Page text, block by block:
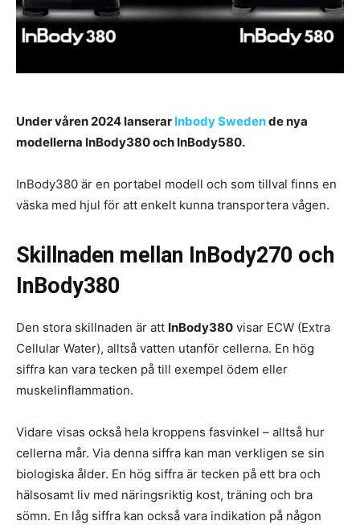
Under våren 2024 lanserar Inbody Swedende nya
modellerna InBody380 och InBody580.
InBody380 är en portabel modell och som tillval finns en
väska med hjul för att enkelt kunna transportera vågen.
Skillnaden mellan InBody270 och
InBody380
Den stora skillnaden är att InBody380 visar ECW (Extra
Cellular Water), alltså vatten utanför cellerna. En hög
siffra kan vara tecken på till exempel ödem eller
muskelinflammation.
Vidare visas också hela kroppens fasvinkel – alltså hur
cellerna mår. Via denna siffra kan man verkligen se sin
biologiska ålder. En hög siffra är tecken på ett bra och
hälsosamt liv med näringsriktig kost, träning och bra
sömn. En låg siffra kan också vara indikation på någon